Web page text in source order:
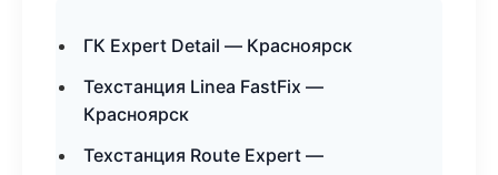
ГК Expert Detail — Красноярск
Техстанция Linea FastFix —
Красноярск
Техстанция Route Expert —